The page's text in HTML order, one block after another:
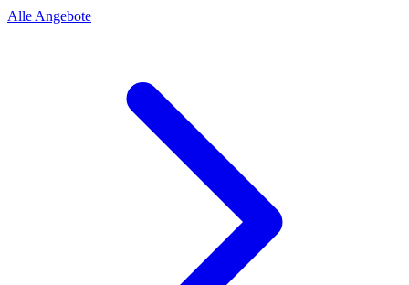
Alle Angebote